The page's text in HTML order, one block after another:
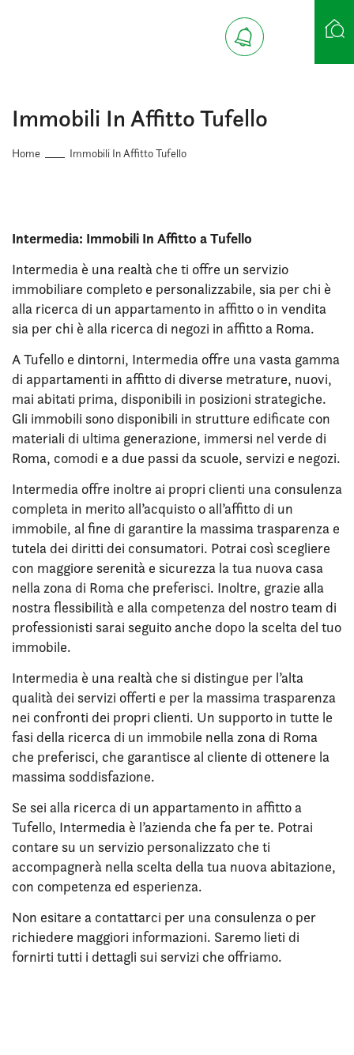
Immobili In Affitto Tufello
Home Immobili In Affitto Tufello
Intermedia: Immobili In Affitto a Tufello
Intermedia è una realtà che ti offre un servizio
immobiliare completo e personalizzabile, sia per chi è
alla ricerca di un appartamento in affitto o in vendita
sia per chi è alla ricerca di negozi in affitto a Roma.
A Tufello e dintorni, Intermedia offre una vasta gamma
di appartamenti in affitto di diverse metrature, nuovi,
mai abitati prima, disponibili in posizioni strategiche.
Gli immobili sono disponibili in strutture edificate con
materiali di ultima generazione, immersi nel verde di
Roma, comodi e a due passi da scuole, servizi e negozi.
Intermedia offre inoltre ai propri clienti una consulenza
completa in merito all’acquisto o all’affitto di un
immobile, al fine di garantire la massima trasparenza e
tutela dei diritti dei consumatori. Potrai così scegliere
con maggiore serenità e sicurezza la tua nuova casa
nella zona di Roma che preferisci. Inoltre, grazie alla
nostra flessibilità e alla competenza del nostro team di
professionisti sarai seguito anche dopo la scelta del tuo
immobile.
Intermedia è una realtà che si distingue per l’alta
qualità dei servizi offerti e per la massima trasparenza
nei confronti dei propri clienti. Un supporto in tutte le
fasi della ricerca di un immobile nella zona di Roma
che preferisci, che garantisce al cliente di ottenere la
massima soddisfazione.
Se sei alla ricerca di un appartamento in affitto a
Tufello, Intermedia è l’azienda che fa per te. Potrai
contare su un servizio personalizzato che ti
accompagnerà nella scelta della tua nuova abitazione,
con competenza ed esperienza.
Non esitare a contattarci per una consulenza o per
richiedere maggiori informazioni. Saremo lieti di
fornirti tutti i dettagli sui servizi che offriamo.